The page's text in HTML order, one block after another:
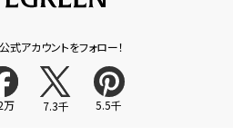
式アカウントをフォロー！
万 7.3千 5.5千